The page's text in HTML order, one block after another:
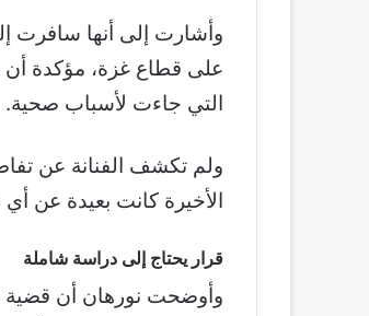
وأشارت إلى أنها سافرت
على قطاع غزة، مؤكدة أن
التي جاءت لأسباب صحية.
ولم تكشف الفنانة عن
الأخيرة كانت بعيدة عن
قرار يحتاج إلى دراسة شاملة
وأوضحت نورهان أن قضية